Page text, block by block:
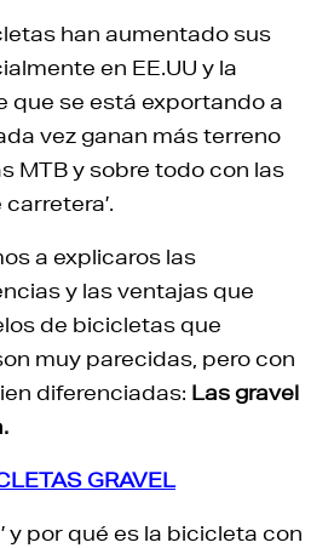
han aumentado sus
en EE.UU y la
que se está exportando a
vez ganan más terreno
MTB y sobre todo con las
a explicaros las
y las ventajas que
de bicicletas que
muy parecidas, pero con
diferenciadas: Las gravel
GRAVEL
y por qué es la bicicleta con